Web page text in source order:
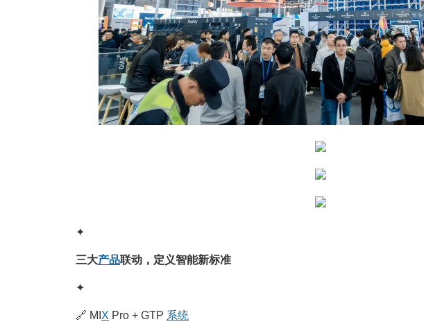
✦
三大产品联动，定义智能新标准
✦
🔗 MI X Pro + GTP 系统